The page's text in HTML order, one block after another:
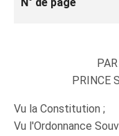
PRINCE
Vu la Constitution ;
Vu l'Ordonnance